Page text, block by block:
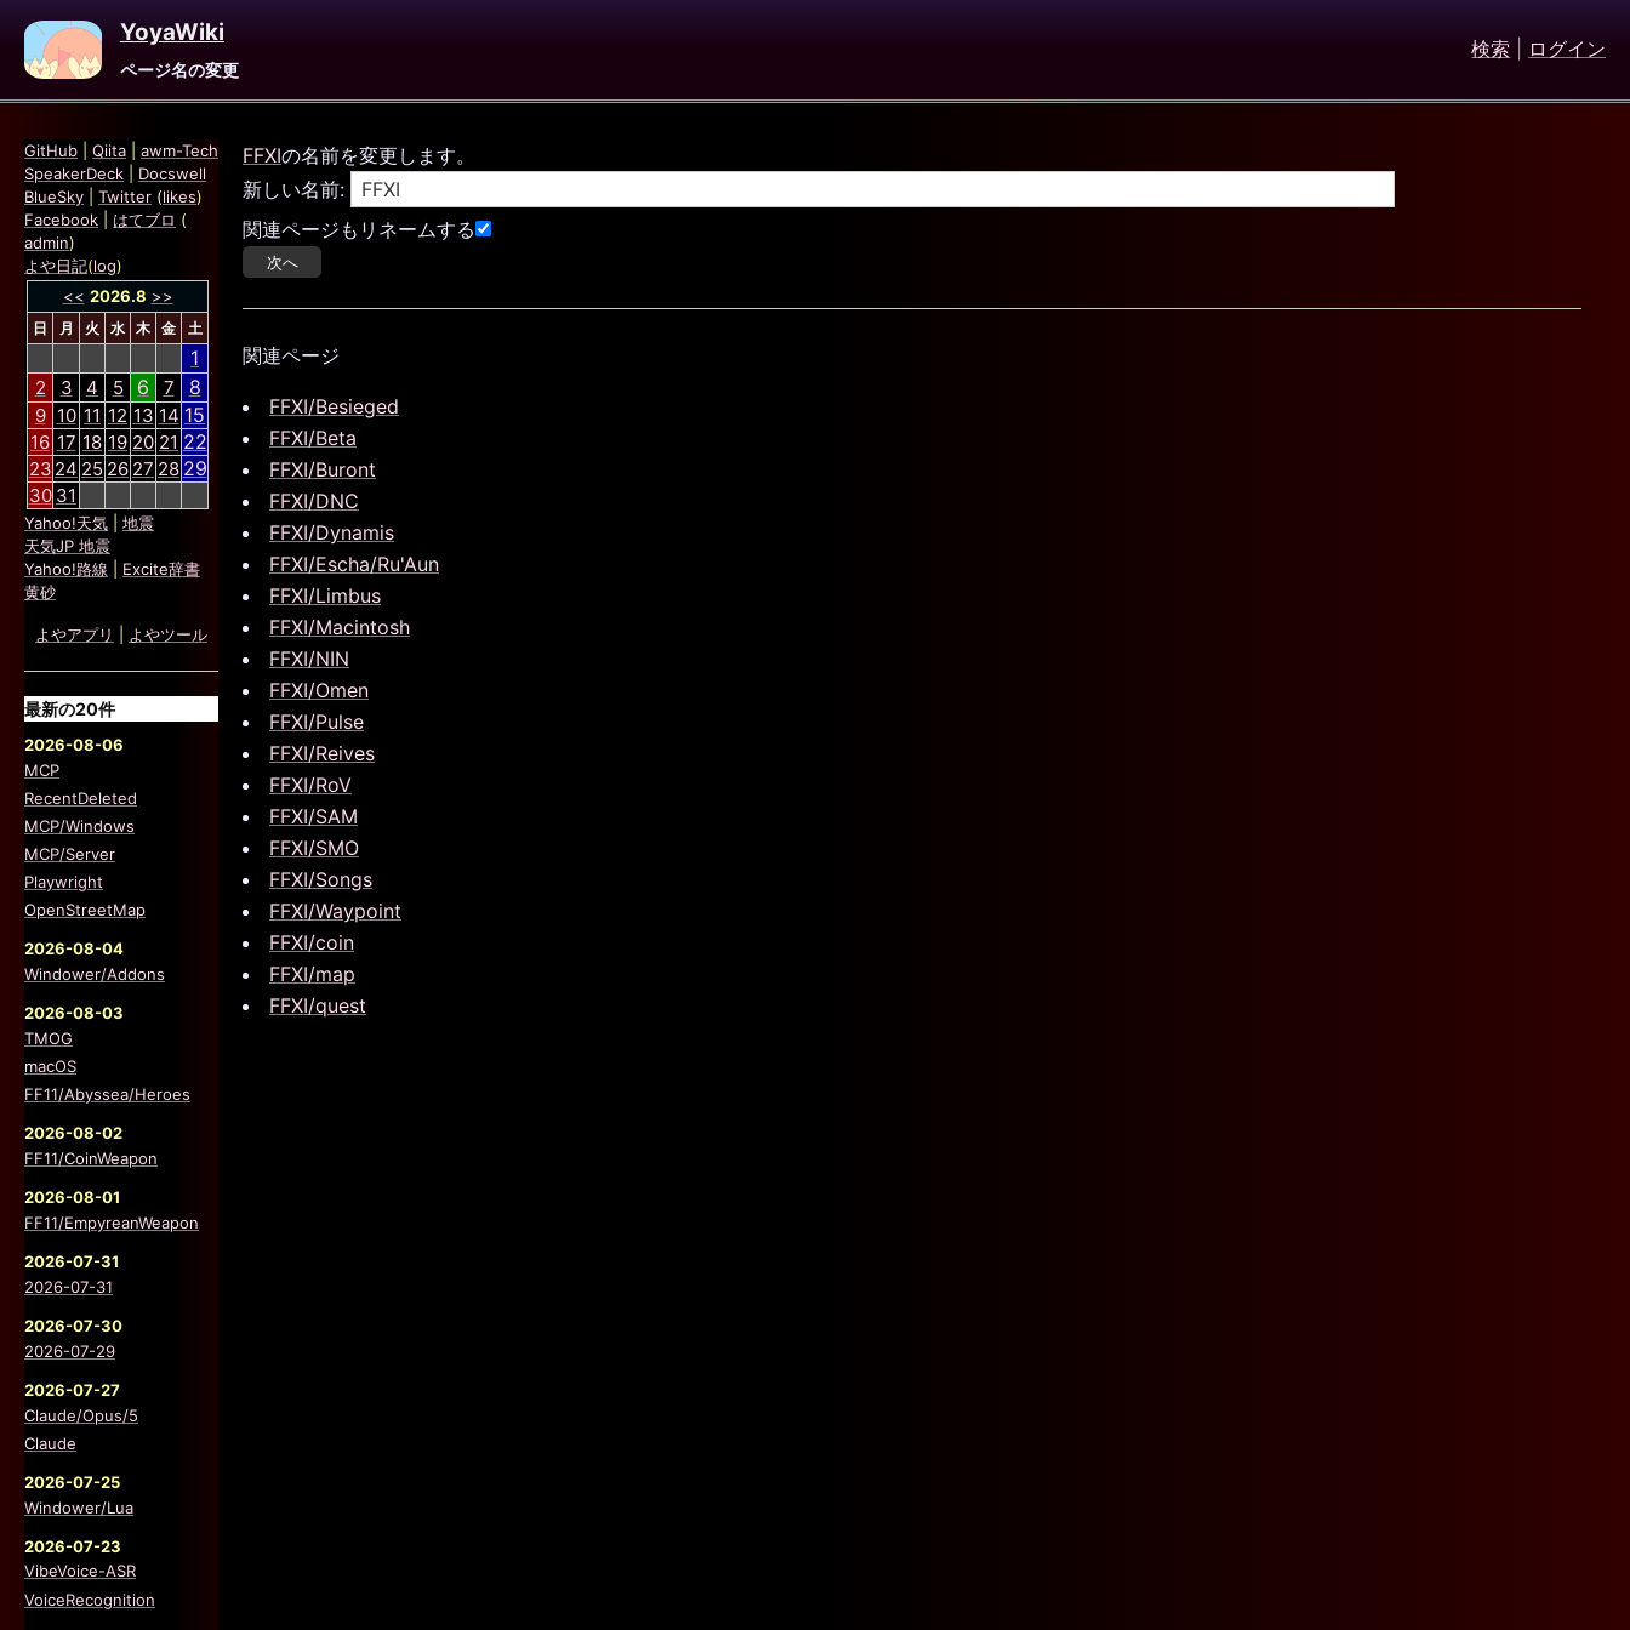
YoyaWiki
ページ名の変更
検索 ログイン
FFXIの名前を変更します。
新しい名前:
関連ページもリネームする
関連ページ
FFXI/Besieged
FFXI/Beta
FFXI/Buront
FFXI/DNC
FFXI/Dynamis
FFXI/Escha/Ru'Aun
FFXI/Limbus
FFXI/Macintosh
FFXI/NIN
FFXI/Omen
FFXI/Pulse
FFXI/Reives
FFXI/RoV
FFXI/SAM
FFXI/SMO
FFXI/Songs
FFXI/Waypoint
FFXI/coin
FFXI/map
FFXI/quest
GitHub Qiita
awm-Tech
SpeakerDeck
Docswell
BlueSky
Twitter (likes)
Facebook
はてブロ (
admin)
よや日記(log)
<< 2026.8 >>
日 月 火 水 木 金 土
1
2 3 4 5 6 7 8
9 10 11 12 13 14 15
16 17 18 19 20 21 22
23 24 25 26 27 28 29
30 31
Yahoo!天気
地震
天気JP 地震
Yahoo!路線
Excite辞書
黄砂
よやアプリ よやツール
最新の20件
2026-08-06
MCP
RecentDeleted
MCP/Windows
MCP/Server
Playwright
OpenStreetMap
2026-08-04
Windower/Addons
2026-08-03
TMOG
macOS
FF11/Abyssea/Heroes
2026-08-02
FF11/CoinWeapon
2026-08-01
FF11/EmpyreanWeapon
2026-07-31
2026-07-31
2026-07-30
2026-07-29
2026-07-27
Claude/Opus/5
Claude
2026-07-25
Windower/Lua
2026-07-23
VibeVoice-ASR
VoiceRecognition